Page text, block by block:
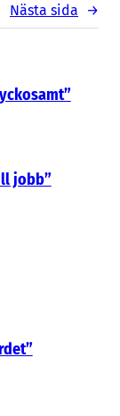
jobb”
Nästa sida →